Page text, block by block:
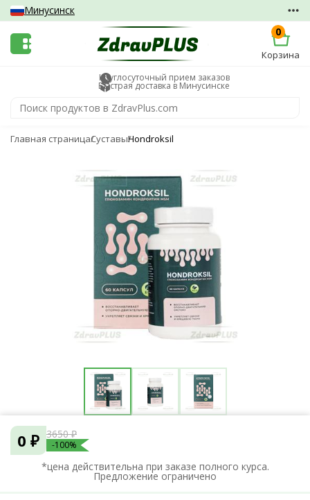
Минусинск
0
Корзина
Круглосуточный прием заказов
Быстрая доставка в Минусинске
Главная страницаСуставыHondroksil
0 ₽ 3650 ₽
-100%
*цена действительна при заказе полного курса.
Предложение ограничено